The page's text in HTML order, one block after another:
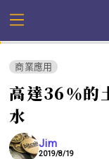
商業應用
高達36％的
水
Jim
2019/8/19